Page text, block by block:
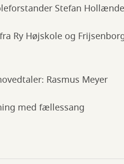
Stefan
Ry Højskole og
Rasmus Meyer
med fællessang